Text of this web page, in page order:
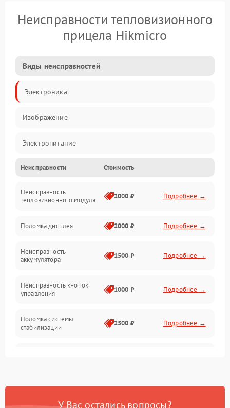
Неисправности тепловизионного
прицела Hikmicro
Виды неисправностей
Электроника
Изображение
Электропитание
Измерения
Матрица
Неисправности Стоимость
Неисправность
тепловизионного модуля
2000 ₽ Подробнее →
Поломка дисплея 2000 ₽ Подробнее →
Неисправность
аккумулятора
1500 ₽ Подробнее →
Неисправность кнопок
управления
1000 ₽ Подробнее →
Поломка системы
стабилизации
2500 ₽ Подробнее →
Неисправность системы
У Вас остались вопросы?